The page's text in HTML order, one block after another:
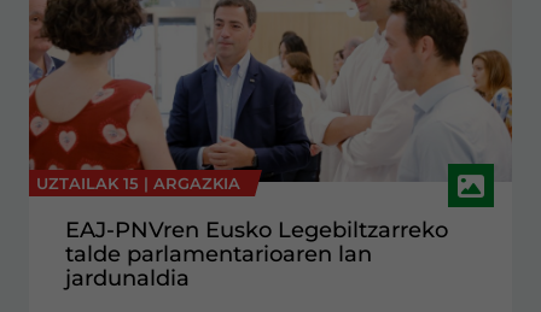
UZTAILAK 15 | ARGAZKIA
EAJ-PNVren Eusko Legebiltzarreko
talde parlamentarioaren lan
jardunaldia